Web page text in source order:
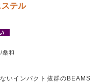
テル
桑和
いインパクト抜群のBEAMS